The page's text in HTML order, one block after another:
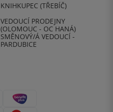
KNIHKUPEC (TŘEBÍČ)
VEDOUCÍ PRODEJNY
(OLOMOUC - OC HANÁ)
SMĚNOVÝ/Á VEDOUCÍ -
PARDUBICE